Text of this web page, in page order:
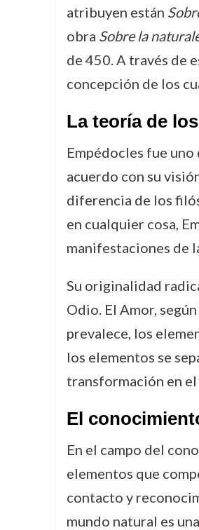
atribuyen están
obra Sobre la
de 450. A través de
concepción de los
La teoría de
Empédocles fue
acuerdo con su
diferencia de los
en cualquier cosa,
manifestaciones de
Su originalidad
Odio. El Amor,
prevalece, los
los elementos se
transformación en
El
En el campo del
elementos que
contacto y
mundo natural es